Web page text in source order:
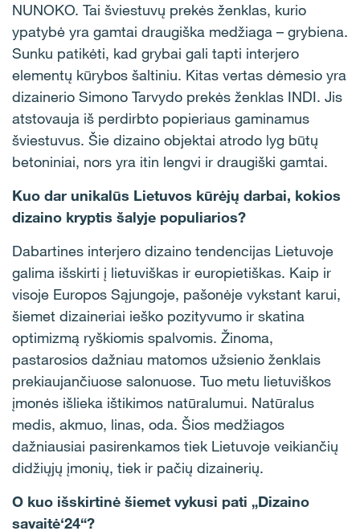
NUNOKO. Tai šviestuvų prekės ženklas, kurio
ypatybė yra gamtai draugiška medžiaga – grybiena.
Sunku patikėti, kad grybai gali tapti interjero
elementų kūrybos šaltiniu. Kitas vertas dėmesio yra
dizainerio Simono Tarvydo prekės ženklas INDI. Jis
atstovauja iš perdirbto popieriaus gaminamus
šviestuvus. Šie dizaino objektai atrodo lyg būtų
betoniniai, nors yra itin lengvi ir draugiški gamtai.
Kuo dar unikalūs Lietuvos kūrėjų darbai, kokios
dizaino kryptis šalyje populiarios?
Dabartines interjero dizaino tendencijas Lietuvoje
galima išskirti į lietuviškas ir europietiškas. Kaip ir
visoje Europos Sąjungoje, pašonėje vykstant karui,
šiemet dizaineriai ieško pozityvumo ir skatina
optimizmą ryškiomis spalvomis. Žinoma,
pastarosios dažniau matomos užsienio ženklais
prekiaujančiuose salonuose. Tuo metu lietuviškos
įmonės išlieka ištikimos natūralumui. Natūralus
medis, akmuo, linas, oda. Šios medžiagos
dažniausiai pasirenkamos tiek Lietuvoje veikiančių
didžiųjų įmonių, tiek ir pačių dizainerių.
O kuo išskirtinė šiemet vykusi pati „Dizaino
savaitė‘24“?